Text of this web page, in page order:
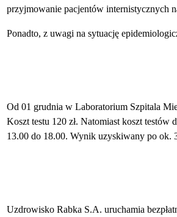
przyjmowanie pacjentów internistycznych
Ponadto, z uwagi na sytuację
Od 01 grudnia w Laboratorium Szpitala
Koszt testu 120 zł. Natomiast koszt
13.00 do 18.00. Wynik uzyskiwany po ok.
Uzdrowisko Rabka S.A. uruchamia